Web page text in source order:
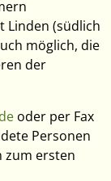
Linden (südlich
möglich, die
der
oder per Fax
Personen
zum ersten